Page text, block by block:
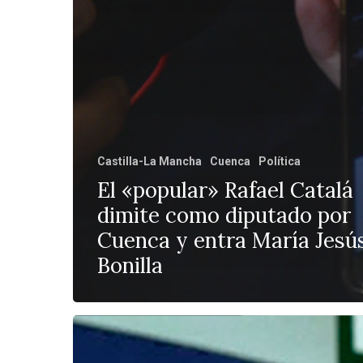
Castilla-La Mancha Cuenca Política
El «popular» Rafael Catalá
dimite como diputado por
Cuenca y entra María
Bonilla